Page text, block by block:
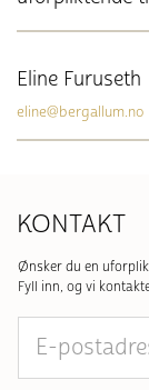
Eline Furuseth
eline@bergallum.no
KONTAKT
Ønsker du en
Fyll inn, og vi
E-
postadresse